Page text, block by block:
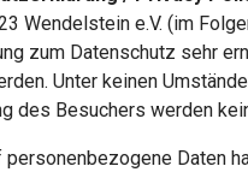
Wendelstein e.V. (im
zum Datenschutz sehr
Unter keinen
des Besuchers werden
Daten